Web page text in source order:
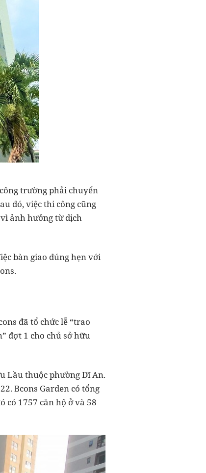
trường phải chuyển
đó, việc thi công cũng
ảnh hưởng từ dịch
bàn giao đúng hẹn với
đã tổ chức lễ “trao
đợt 1 cho chủ sở hữu
Lầu thuộc phường Dĩ An.
Bcons Garden có tổng
có 1757 căn hộ ở và 58